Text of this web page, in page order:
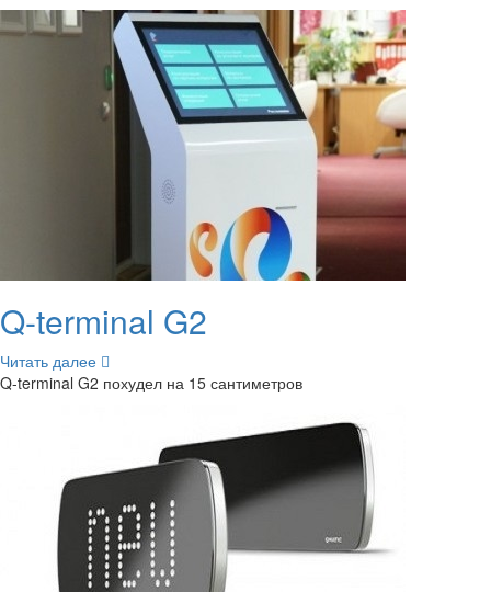
Q-​terminal G2
Чи­тать далее
Q-​terminal G2 по­ху­дел на 15 сан­ти­мет­ров